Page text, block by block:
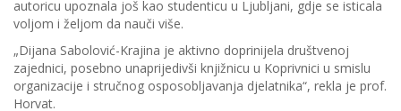
autoricu upoznala još kao studenticu u Ljubljani, gdje se isticala
voljom i željom da nauči više.
„Dijana Sabolović-Krajina je aktivno doprinijela društvenoj
zajednici, posebno unaprijedivši knjižnicu u Koprivnici u smislu
organizacije i stručnog osposobljavanja djelatnika“, rekla je prof.
Horvat.